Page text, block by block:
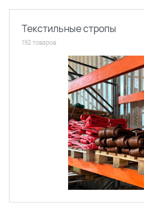
Текстильные стропы
192 товаров